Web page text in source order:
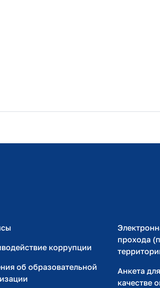
коррупции
об образовательной
прохода
Анкета
качестве